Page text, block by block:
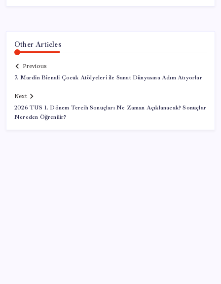
Other Articles
Previous
7. Mardin Bienali Çocuk Atölyeleri ile Sanat Dünyasına Adım Atıyorlar
Next
2026 TUS 1. Dönem Tercih Sonuçları Ne Zaman Açıklanacak? Sonuçlar
Nereden Öğrenilir?